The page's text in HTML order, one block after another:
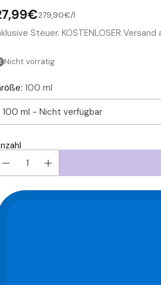
Stückpreis
279,90€/
pro l
Steuer. KOSTENLOSER
Nicht vorrätig
100 ml